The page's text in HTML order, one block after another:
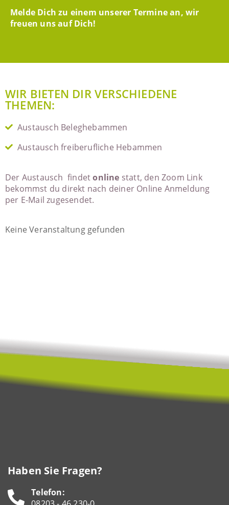
Melde Dich zu einem unserer Termine an, wir
freuen uns auf Dich!
WIR BIETEN DIR VERSCHIEDENE
THEMEN:
Austausch Beleghebammen
Austausch freiberufliche Hebammen
Der Austausch findetonline statt, den Zoom Link
bekommst du direkt nach deiner Online Anmeldung
per E-Mail zugesendet.
Keine Veranstaltung gefunden
Haben Sie Fragen?
Telefon: